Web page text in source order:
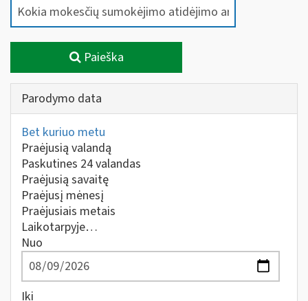
Paieška
Parodymo data
Bet kuriuo metu
Praėjusią valandą
Paskutines 24 valandas
Praėjusią savaitę
Praėjusį mėnesį
Praėjusiais metais
Laikotarpyje…
Nuo
Iki